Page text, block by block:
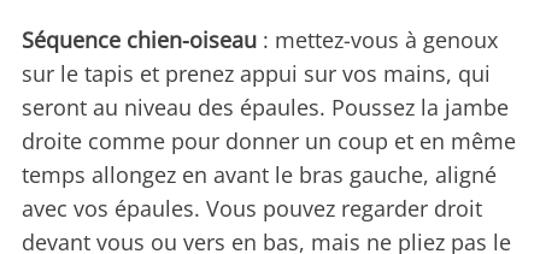
Séquence chien-oiseau : mettez-vous à genoux
sur le tapis et prenez appui sur vos mains, qui
seront au niveau des épaules. Poussez la jambe
droite comme pour donner un coup et en même
temps allongez en avant le bras gauche, aligné
avec vos épaules. Vous pouvez regarder droit
devant vous ou vers en bas, mais ne pliez pas le